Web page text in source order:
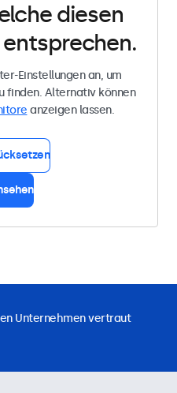
diesen
Einstellungen an, um
finden. Alternativ können
anzeigen lassen.
Unternehmen vertraut